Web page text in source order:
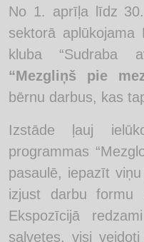
No 1. aprīļa līdz
sektorā aplūkojama
kluba “Sudraba
“Mezgliņš pie
bērnu darbus, kas
Izstāde ļauj
programmas
pasaulē, iepazīt
izjust darbu formu
Ekspozīcijā
salvetes, visi